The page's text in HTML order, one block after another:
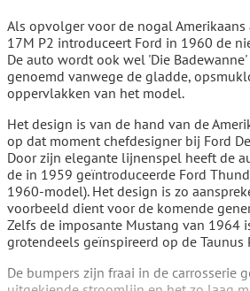
Als opvolger voor de nogal Amerikaans
17M P2 introduceert Ford in 1960 de
De auto wordt ook wel 'Die
genoemd vanwege de gladde,
oppervlakken van het model.
Het design is van de hand van de
op dat moment chefdesigner bij Ford
Door zijn elegante lijnenspel heeft de
de in 1959 geïntroduceerde Ford
1960-model). Het design is zo
voorbeeld dient voor de komende
Zelfs de imposante Mustang van 1964
grotendeels geïnspireerd op de Taunus
De bumpers zijn fraai in de carrosserie